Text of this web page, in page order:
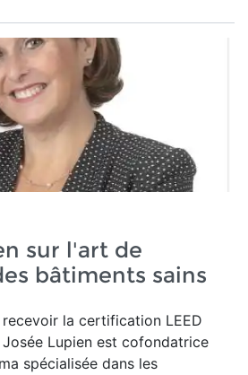
sur l'art de
bâtiments sains
la certification LEED
Josée Lupien est cofondatrice
spécialisée dans les